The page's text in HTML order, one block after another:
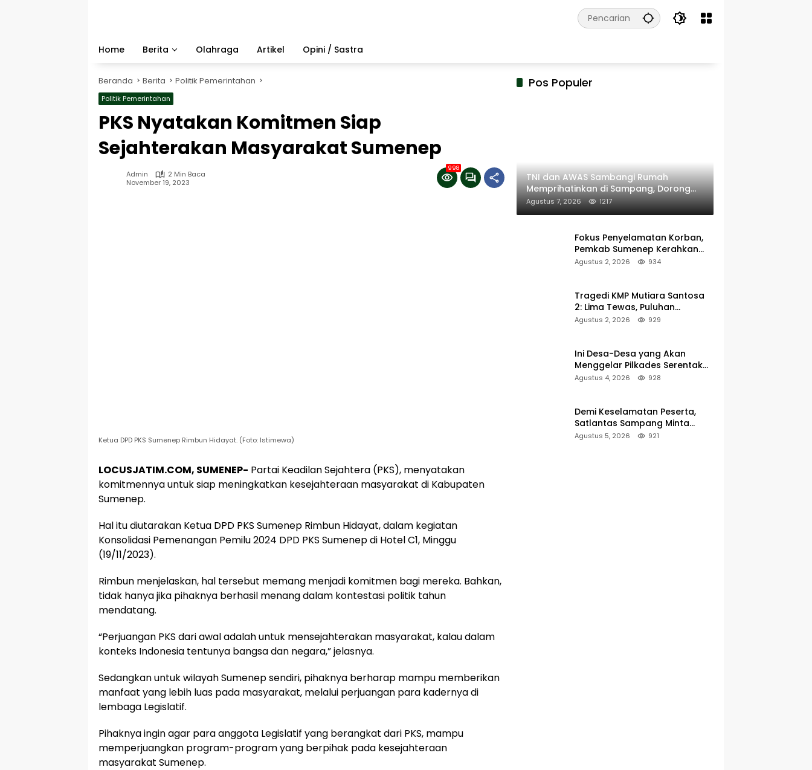
Home
Berita Olahraga Artikel Opini / Sastra
Beranda Berita Politik Pemerintahan
Politik Pemerintahan
PKS Nyatakan Komitmen Siap
Sejahterakan Masyarakat Sumenep
Admin
2 Min Baca
November 19, 2023
998
Ketua DPD PKS Sumenep Rimbun Hidayat. (Foto: Istimewa)
LOCUSJATIM.COM, SUMENEP- Partai Keadilan Sejahtera (PKS), menyatakan
komitmennya untuk siap meningkatkan kesejahteraan masyarakat di Kabupaten
Sumenep.
Hal itu diutarakan Ketua DPD PKS Sumenep Rimbun Hidayat, dalam kegiatan
Konsolidasi Pemenangan Pemilu 2024 DPD PKS Sumenep di Hotel C1, Minggu
(19/11/2023).
Rimbun menjelaskan, hal tersebut memang menjadi komitmen bagi mereka. Bahkan,
tidak hanya jika pihaknya berhasil menang dalam kontestasi politik tahun
mendatang.
“Perjuangan PKS dari awal adalah untuk mensejahterakan masyarakat, kalau dalam
konteks Indonesia tentunya bangsa dan negara,” jelasnya.
Sedangkan untuk wilayah Sumenep sendiri, pihaknya berharap mampu memberikan
manfaat yang lebih luas pada masyarakat, melalui perjuangan para kadernya di
lembaga Legislatif.
Pihaknya ingin agar para anggota Legislatif yang berangkat dari PKS, mampu
memperjuangkan program-program yang berpihak pada kesejahteraan
masyarakat Sumenep.
Pos Populer
TNI dan AWAS Sambangi Rumah
Memprihatinkan di Sampang, Dorong
Pemerintah Beri Bantuan RTLH
Agustus 7, 2026 1217
Fokus Penyelamatan Korban,
Pemkab Sumenep Kerahkan
Tim Medis dan Ambulans ke
Agustus 2, 2026 934
Tragedi KMP Mutiara Santosa
2: Lima Tewas, Puluhan
Penumpang Masih Dalam
Agustus 2, 2026 929
Ini Desa-Desa yang Akan
Menggelar Pilkades Serentak
2027 di Kabupaten Sumenep
Agustus 4, 2026 928
Demi Keselamatan Peserta,
Satlantas Sampang Minta
Latihan Gerak Jalan Pindah ke
Agustus 5, 2026 921